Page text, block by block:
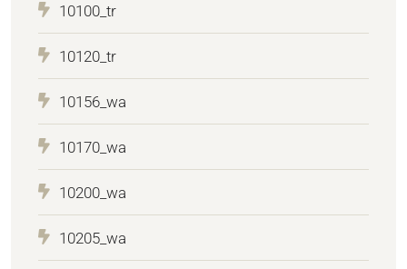
10100_tr
10120_tr
10156_wa
10170_wa
10200_wa
10205_wa